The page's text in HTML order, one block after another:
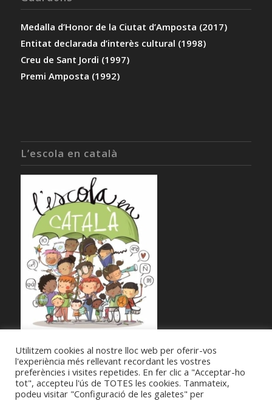
Medalla d’Honor de la Ciutat d’Amposta (2017)
Entitat declarada d’interès cultural (1998)
Creu de Sant Jordi (1997)
Premi Amposta (1992)
L’escola en català
Utilitzem cookies al nostre lloc web per oferir-vos
l'experiència més rellevant recordant les vostres
preferències i visites repetides. En fer clic a "Acceptar-ho
tot", accepteu l'ús de TOTES les cookies. Tanmateix,
podeu visitar "Configuració de les galetes" per